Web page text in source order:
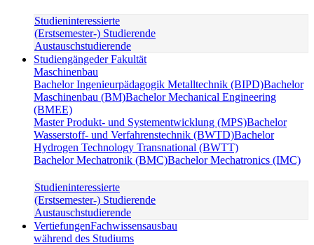
Studieninteressierte
(Erstsemester-) Studierende
Austauschstudierende
Studiengängeder Fakultät
Maschinenbau
Bachelor Ingenieurpädagogik Metalltechnik (BIPD)Bachelor
Maschinenbau (BM)Bachelor Mechanical Engineering
(BMEE)
Master Produkt- und Systementwicklung (MPS)Bachelor
Wasserstoff- und Verfahrenstechnik (BWTD)Bachelor
Hydrogen Technology Transnational (BWTT)
Bachelor Mechatronik (BMC)Bachelor Mechatronics (IMC)
Studieninteressierte
(Erstsemester-) Studierende
Austauschstudierende
VertiefungenFachwissensausbau
während des Studiums